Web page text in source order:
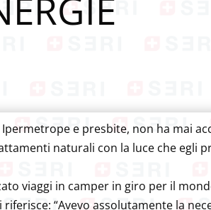
e presbite, non ha mai
naturali con la luce che egli
viaggi in camper in giro per il
“Avevo assolutamente la